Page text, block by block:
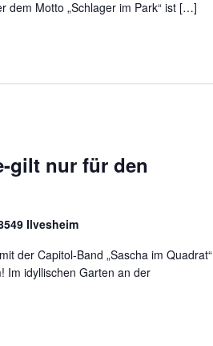
dem Motto „Schlager im Park“ ist […]
gilt nur für den
Ilvesheim
der Capitol-Band „Sascha im Quadrat“
Im idyllischen Garten an der